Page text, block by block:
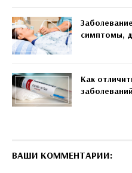
симптомы,
Как
ВАШИ КОММЕНТАРИИ: